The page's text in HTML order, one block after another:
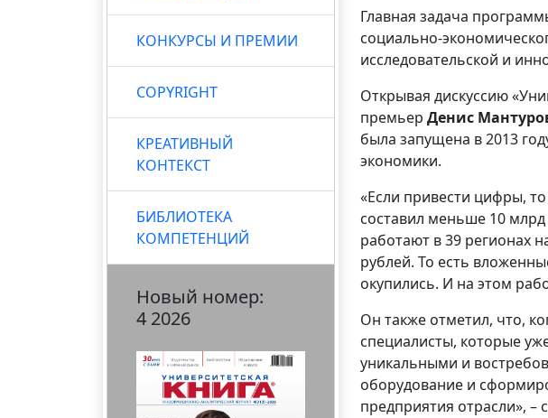
КОНКУРСЫ И ПРЕМИИ
COPYRIGHT
КРЕАТИВНЫЙ
КОНТЕКСТ
БИБЛИОТЕКА
КОМПЕТЕНЦИЙ
Новый номер:
4 2026
Главная задача
социально-
исследовательской и
Открывая дискуссию
премьер Денис
была запущена в 2013
экономики.
«Если привести цифры,
составил меньше 10
работают в 39 регионах
рублей. То есть
окупились. И на этом
Он также отметил, что,
специалисты, которые
уникальными и
оборудование и
предприятия отрасли»,